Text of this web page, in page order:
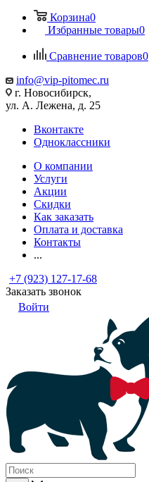
Корзина0
Избранные товары0
Сравнение товаров0
info@vip-pitomec.ru
г. Новосибирск,
ул. А. Лежена, д. 25
Вконтакте
Одноклассники
О компании
Услуги
Акции
Скидки
Как заказать
Оплата и доставка
Контакты
...
+7 (923) 127-17-68
Заказать звонок
Войти